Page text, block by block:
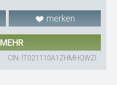
merken
MEHR
CIN: IT021110A1ZHMHQWZI